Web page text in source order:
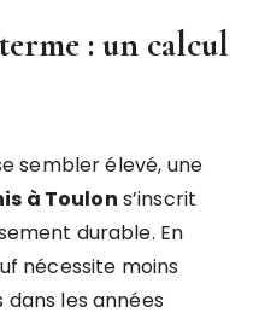
: un calcul
sembler élevé, une
à Toulon s’inscrit
durable. En
nécessite moins
les années